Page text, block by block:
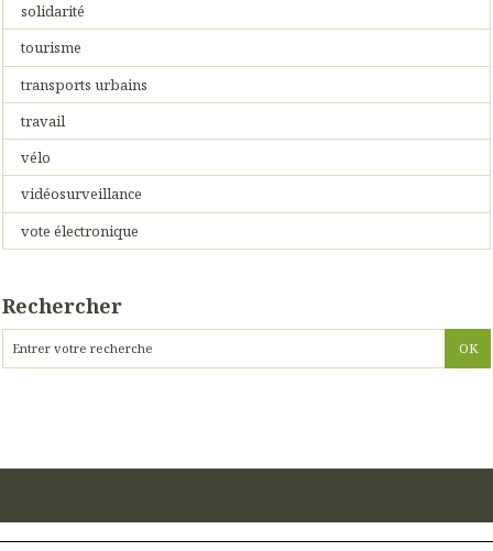
solidarité
tourisme
transports urbains
travail
vélo
vidéosurveillance
vote électronique
Rechercher